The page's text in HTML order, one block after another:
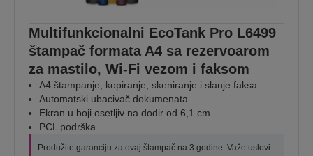
Multifunkcionalni EcoTank Pro L6499
štampač formata A4 sa rezervoarom
za mastilo, Wi-Fi vezom i faksom
A4 štampanje, kopiranje, skeniranje i slanje faksa
Automatski ubacivač dokumenata
Ekran u boji osetljiv na dodir od 6,1 cm
PCL podrška
Produžite garanciju za ovaj štampač na 3 godine. Važe uslovi.